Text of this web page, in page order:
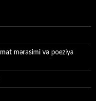
mərasimi və poeziya